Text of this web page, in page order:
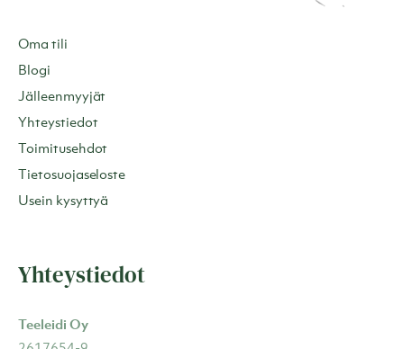
Oma tili
Blogi
Jälleenmyyjät
Yhteystiedot
Toimitusehdot
Tietosuojaseloste
Usein kysyttyä
Yhteystiedot
Teeleidi Oy